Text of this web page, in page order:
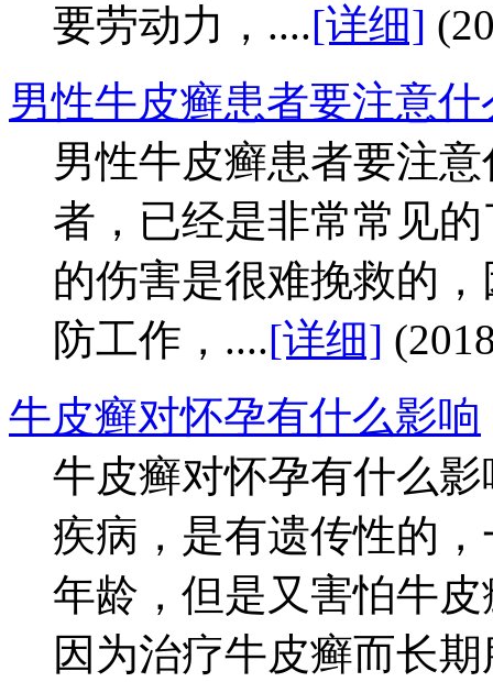
要劳动力，....[详细]
男性牛皮癣患者要注意什
男性牛皮癣患者要注
者，已经是非常常见
的伤害是很难挽救的
防工作，....[详细]
牛皮癣对怀孕有什么影响
牛皮癣对怀孕有什么
疾病，是有遗传性的
年龄，但是又害怕牛
因为治疗牛皮癣而长